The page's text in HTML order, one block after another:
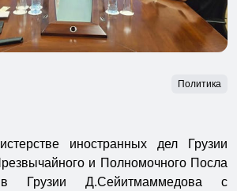
Политика
иностранных дел Грузии
и Полномочного Посла
в Грузии Д.Сейитмаммедова с